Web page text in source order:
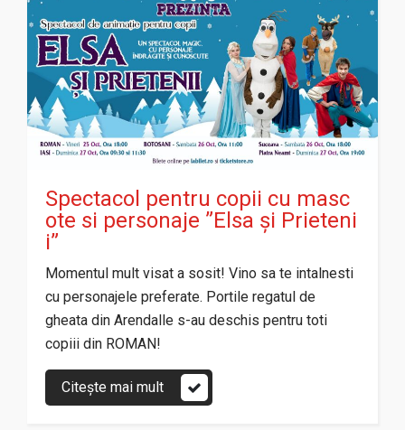
Spectacol pentru copii cu masc
ote si personaje ”Elsa și Prieteni
i”
Momentul mult visat a sosit! Vino sa te intalnesti
cu personajele preferate. Portile regatul de
gheata din Arendalle s-au deschis pentru toti
copiii din ROMAN!
Citește mai mult